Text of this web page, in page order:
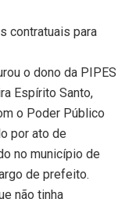
contratuais para
o dono da PIPES
Espírito Santo,
o Poder Público
por ato de
no município de
de prefeito.
não tinha